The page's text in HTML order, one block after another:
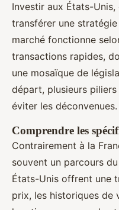
Investir aux États-Unis,
transférer une
marché fonctionne
transactions rapides,
une mosaïque de
départ, plusieurs
éviter les déconvenues.
Comprendre les
Contrairement à la
souvent un parcours
États-Unis offrent une
prix, les historiques de